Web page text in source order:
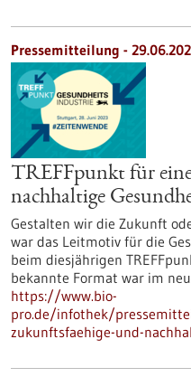
Pressemitteilung -
TREFFpunkt für
nachhaltige
Gestalten wir die Zukunft
war das Leitmotiv für die
beim diesjährigen
bekannte Format war im
https://www.bio-
pro.de/infothek/
zukunftsfaehige-und-